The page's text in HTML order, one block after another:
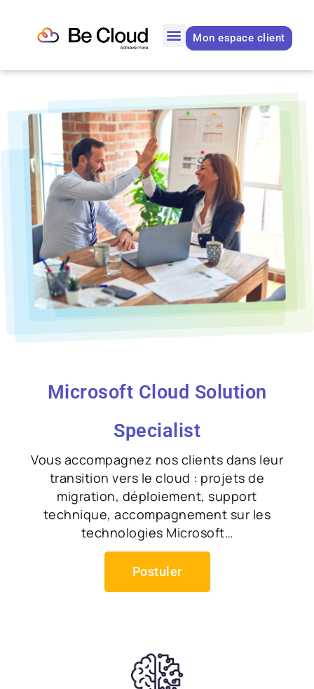
Mon espace client
Microsoft Cloud Solution
Specialist
Vous accompagnez nos clients dans leur
transition vers le cloud : projets de
migration, déploiement, support
technique, accompagnement sur les
technologies Microsoft…
Postuler